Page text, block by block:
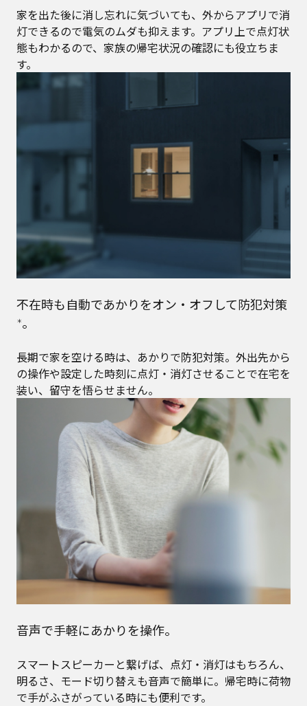
家を出た後に消し忘れに気づいても、外からアプリで消
灯できるので電気のムダも抑えます。アプリ上で点灯状
態もわかるので、家族の帰宅状況の確認にも役立ちま
す。
不在時も自動であかりをオン・オフして防犯対策
＊。
長期で家を空ける時は、あかりで防犯対策。外出先から
の操作や設定した時刻に点灯・消灯させることで在宅を
装い、留守を悟らせません。
音声で手軽にあかりを操作。
スマートスピーカーと繋げば、点灯・消灯はもちろん、
明るさ、モード切り替えも音声で簡単に。帰宅時に荷物
で手がふさがっている時にも便利です。